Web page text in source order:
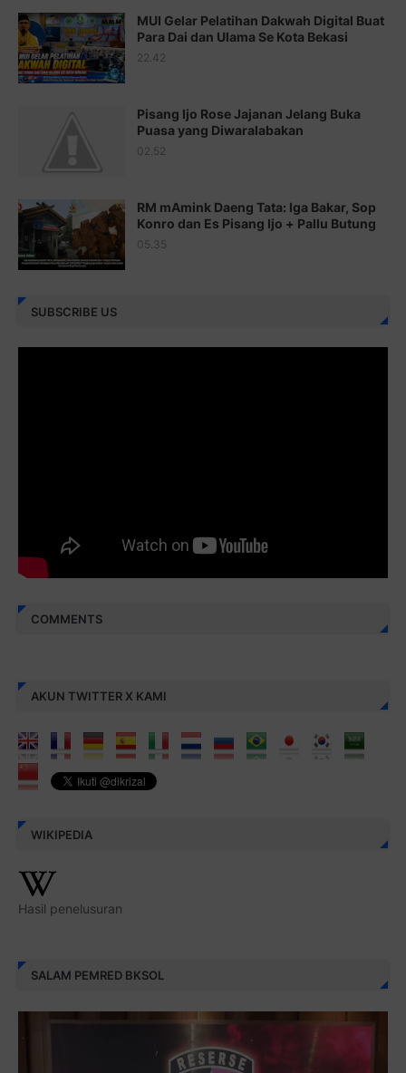
Juz 19 ⇨http://j.mp/2bFSq95
Juz 20 ⇨http://j.mp/2brI1zc
Juz 21 ⇨http://j.mp/2b8VcBO
http://j.mp/2bFRxNP
http://j.mp/2brItxm
Juz 25 ⇨http://j.mp/2brImlf
Juz 26 ⇨http://j.mp/2bFRHF2
MUI Gelar Pelatihan Dakwah Digital Buat
Para Dai dan Ulama Se Kota Bekasi
22.42
Pisang Ijo Rose Jajanan Jelang Buka
Puasa yang Diwaralabakan
02.52
RM mAmink Daeng Tata: Iga Bakar, Sop
Konro dan Es Pisang Ijo + Pallu Butung
05.35
SUBSCRIBE US
COMMENTS
AKUN TWITTER X KAMI
WIKIPEDIA
Hasil penelusuran
SALAM PEMRED BKSOL